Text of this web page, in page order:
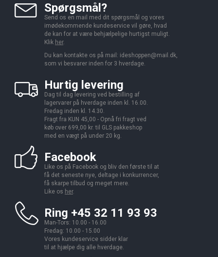
Spørgsmål?
Send os en mail med dit spørgsmål og vores
imødekommende kundeservice vil gøre, hvad
de kan for at være behjælpelige hurtigst muligt.
Klik her.
Du kan kontakte os på mail: ideshoppen@mail.dk,
som vi besvarer inden for 3 hverdage.
Hurtig levering
Dag til dag levering ved bestilling af
lagervarer på hverdage inden kl. 16.00.
Fredag inden kl. 14.30.
Fragt fra KUN 45,00 - Opnå fri fragt ved
køb over 699,00 kr. til GLS pakkeshop
med en vægt på under 20 kg.
Facebook
Like os på Facebook og bliv den første til at
få det seneste nye, deltage i konkurrencer,
få skarpe tilbud og meget mere.
Like os her.
Ring +45 32 11 93 93
Man-Tors: 10.00 - 16.00
Fredag: 10.00 - 15.00
Vores kundeservice sidder klar
til at hjælpe dig alle hverdage.